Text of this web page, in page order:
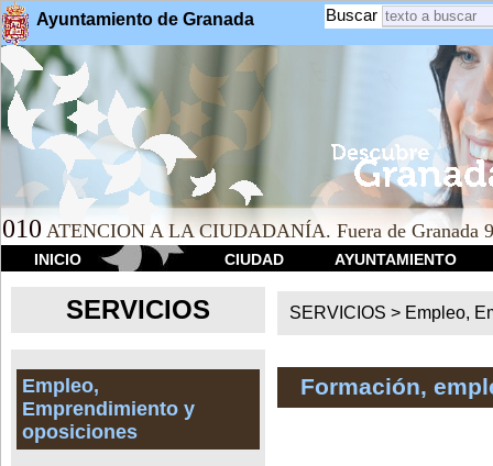
Ayuntamiento de Granada Buscar
010 ATENCION A LA CIUDADANÍA. Fuera de Granada
INICIO CIUDAD AYUNTAMIENTO
SERVICIOS
Empleo,
Emprendimiento y
oposiciones
SERVICIOS > Empleo,
Formación,